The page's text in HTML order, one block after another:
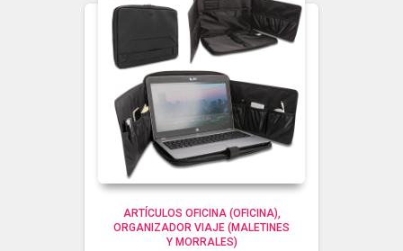
ARTÍCULOS OFICINA (OFICINA)
ORGANIZADOR VIAJE (MALETINES
Y MORRALES)